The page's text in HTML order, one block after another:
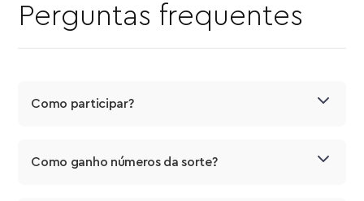
Perguntas frequentes
Como participar?
Como ganho números da sorte?